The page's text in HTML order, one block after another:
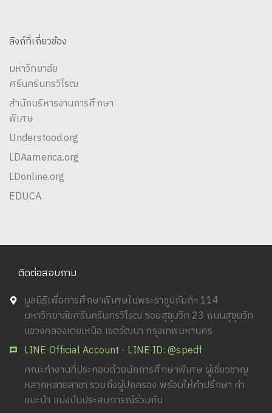
ลิงก์ที่เกี่ยวข้อง
มหาวิทยาลัย
ศรีนครินทรวิโรฒ
สำนักบริหารงานการศึกษา
พิเศษ
Understood.org
LDAamerica.org
LDonline.org
EDUCA
ติดต่อสอบถาม
มูลนิธิเพื่อการศึกษาพิเศษในพระราชูปถัมภ์ฯ 114
มหาวิทยาลัยศรีนครินทรวิโรฒ ซอยสุขุมวิท 23 ถนนสุขุมวิท
แขวงคลองเตยเหนือ เขตวัฒนา กรุงเทพมหานคร
LINE Official Account - LINE ID: @spedf
คณะทำงานที่ประกอบด้วยนักการศึกษาพิเศษ ผู้เชี่ยวชาญ
หลากหลายสาขา รวมถึงผู้ปกครอง พร้อมให้คำปรึกษา คำ
แนะนำ แบ่งปันประสบการณ์ร่วมกัน